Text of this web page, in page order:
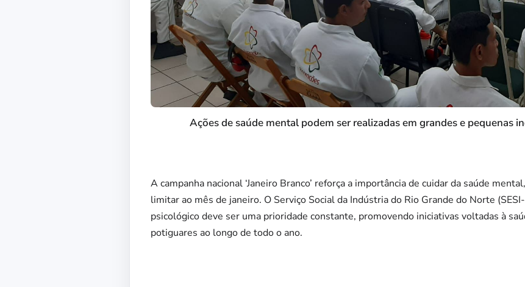
Ações de saúde mental podem ser realizadas em grandes e pequenas
A campanha nacional ‘Janeiro Branco’ reforça a importância de cuidar da saúde
limitar ao mês de janeiro. O Serviço Social da Indústria do Rio Grande do Norte
psicológico deve ser uma prioridade constante, promovendo iniciativas voltadas à
potiguares ao longo de todo o ano.